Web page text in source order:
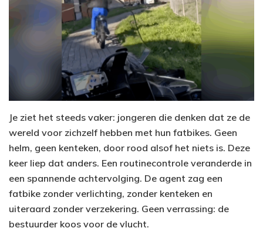
Je ziet het steeds vaker: jongeren die denken dat ze de
wereld voor zichzelf hebben met hun fatbikes. Geen
helm, geen kenteken, door rood alsof het niets is. Deze
keer liep dat anders. Een routinecontrole veranderde in
een spannende achtervolging. De agent zag een
fatbike zonder verlichting, zonder kenteken en
uiteraard zonder verzekering. Geen verrassing: de
bestuurder koos voor de vlucht.